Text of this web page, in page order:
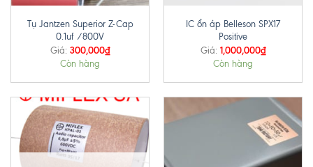
Tụ Jantzen Superior Z-Cap
0.1uf /800V
Giá: 300,000₫
Còn hàng
IC ổn áp Belleson SPX17
Positive
Giá: 1,000,000₫
Còn hàng